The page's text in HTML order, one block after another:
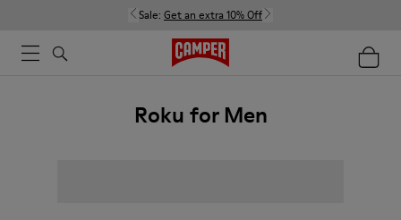
Sale: Get an extra 10% Off
Roku for Men